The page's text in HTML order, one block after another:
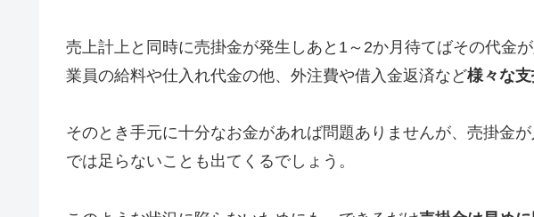
売上計上と同時に売掛金が発生しあと1～2か月待てばその代金
業員の給料や仕入れ代金の他、外注費や借入金返済など様々な
そのとき手元に十分なお金があれば問題ありませんが、売掛金
では足らないことも出てくるでしょう。